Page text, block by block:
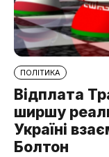
ПОЛІТИКА
Відплата
ширшу
Україні
Болтон